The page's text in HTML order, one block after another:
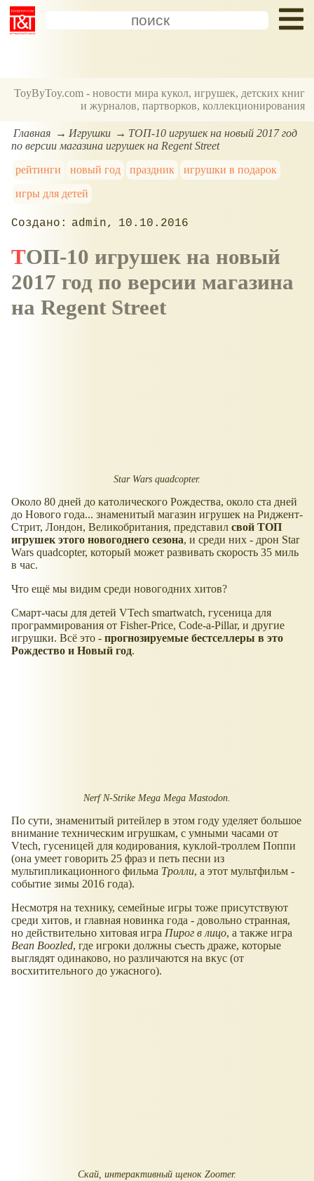
ToyByToy.com - новости мира кукол, игрушек, детских книг
и журналов, партворков, коллекционирования
Главная Игрушки
ТОП-10 игрушек на новый 2017 год
по версии магазина игрушек на Regent Street
рейтинги
новый год праздник
игрушки в подарок
игры для детей
admin 10.10.2016
ТОП-10 игрушек на новый
2017 год по версии магазина
на Regent Street
Star Wars quadcopter.
Около 80 дней до католического Рождества, около ста дней
до Нового года... знаменитый магазин игрушек на Риджент-
Стрит, Лондон, Великобритания, представил свой ТОП
игрушек этого новогоднего сезона, и среди них - дрон Star
Wars quadcopter, который может развивать скорость 35 миль
в час.
Что ещё мы видим среди новогодних хитов?
Смарт-часы для детей VTech smartwatch, гусеница для
программирования от Fisher-Price, Code-a-Pillar, и другие
игрушки. Всё это - прогнозируемые бестселлеры в это
Рождество и Новый год.
Nerf N-Strike Mega Mega Mastodon.
По сути, знаменитый ритейлер в этом году уделяет большое
внимание техническим игрушкам, с умными часами от
Vtech, гусеницей для кодирования, куклой-троллем Поппи
(она умеет говорить 25 фраз и петь песни из
мультипликационного фильма Тролли, а этот мультфильм -
событие зимы 2016 года).
Несмотря на технику, семейные игры тоже присутствуют
среди хитов, и главная новинка года - довольно странная,
но действительно хитовая игра Пирог в лицо, а также игра
Bean Boozled, где игроки должны съесть драже, которые
выглядят одинаково, но различаются на вкус (от
восхитительного до ужасного).
Скай, интерактивный щенок Zoomer.